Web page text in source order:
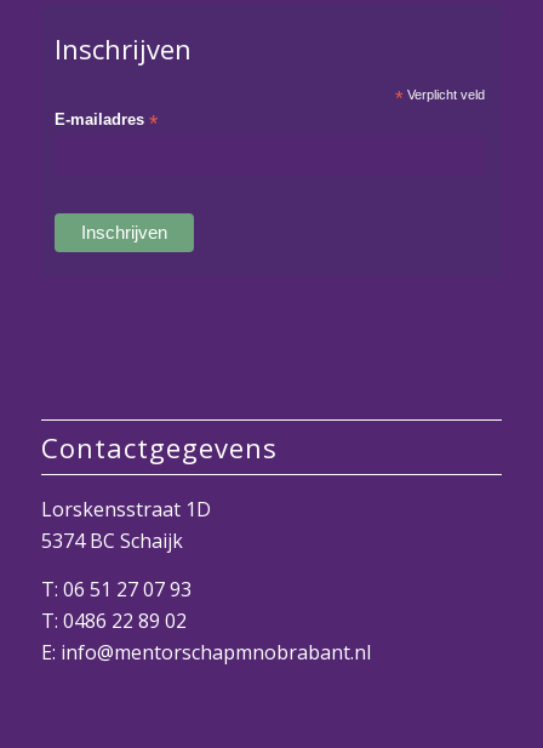
Inschrijven
*Verplicht veld
E-mailadres*
Contactgegevens
Lorskensstraat 1D
5374 BC Schaijk
T: 06 51 27 07 93
T: 0486 22 89 02
E: info@mentorschapmnobrabant.nl